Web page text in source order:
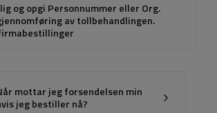
og opgi Personnummer eller Org.
av tollbehandlingen.
mottar jeg forsendelsen min
jeg bestiller nå?